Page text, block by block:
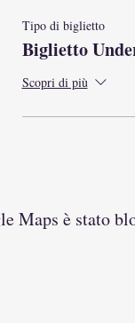
Tipo di biglietto
Biglietto
Scopri di più
Maps è stato